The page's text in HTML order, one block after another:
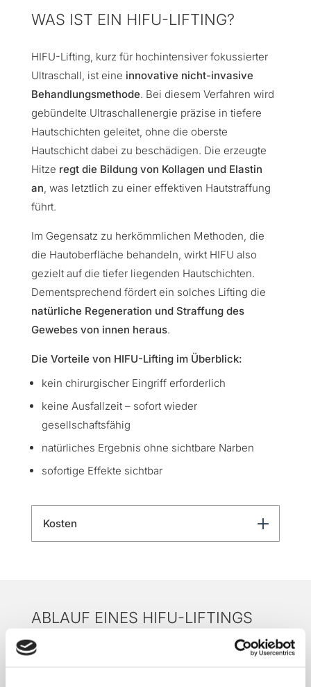
WAS IST EIN HIFU-LIFTING?
HIFU-Lifting, kurz für hochintensiver fokussierter
Ultraschall, ist eine innovative nicht-invasive
Behandlungsmethode. Bei diesem Verfahren wird
gebündelte Ultraschallenergie präzise in tiefere
Hautschichten geleitet, ohne die oberste
Hautschicht dabei zu beschädigen. Die erzeugte
Hitze regt die Bildung von Kollagen und Elastin
an, was letztlich zu einer effektiven Hautstraffung
führt.
Im Gegensatz zu herkömmlichen Methoden, die
die Hautoberfläche behandeln, wirkt HIFU also
gezielt auf die tiefer liegenden Hautschichten.
Dementsprechend fördert ein solches Lifting die
natürliche Regeneration und Straffung des
Gewebes von innen heraus.
Die Vorteile von HIFU-Lifting im Überblick:
kein chirurgischer Eingriff erforderlich
keine Ausfallzeit – sofort wieder
gesellschaftsfähig
natürliches Ergebnis ohne sichtbare Narben
sofortige Effekte sichtbar
Kosten
ABLAUF EINES HIFU-LIFTINGS
Um einen besseren Einblick in den Ablauf eines